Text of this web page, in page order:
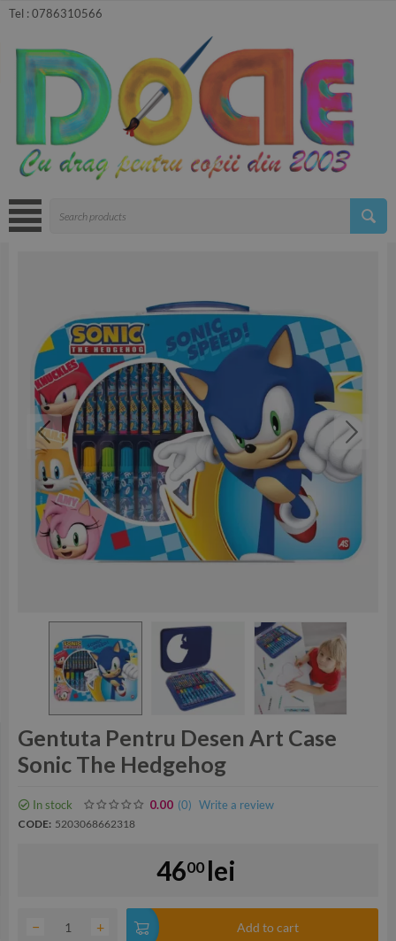
Tel :0786310566
Gentuta Pentru Desen Art Case
Sonic The Hedgehog
In stock 0.00 (0) Write a review
CODE: 5203068662318
4600 lei
+
− Add to cart